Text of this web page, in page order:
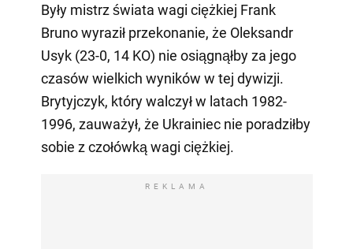
Były mistrz świata wagi ciężkiej Frank
Bruno wyraził przekonanie, że Oleksandr
Usyk (23-0, 14 KO) nie osiągnąłby za jego
czasów wielkich wyników w tej dywizji.
Brytyjczyk, który walczył w latach 1982-
1996, zauważył, że Ukrainiec nie poradziłby
sobie z czołówką wagi ciężkiej.
REKLAMA